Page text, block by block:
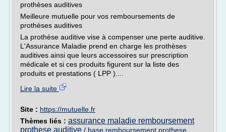
prothèses auditives
Meilleure mutuelle pour vos remboursements de
prothèses auditives
La prothèse auditive vise à compenser une perte auditive.
L'Assurance Maladie prend en charge les prothèses
auditives ainsi que leurs accessoires sur prescription
médicale et si ces produits figurent sur la liste des
produits et prestations ( LPP )....
Lire la suite
Site : https://mutuelle.fr
Thèmes liés : assurance maladie remboursement
prothese auditive / base remboursement prothese